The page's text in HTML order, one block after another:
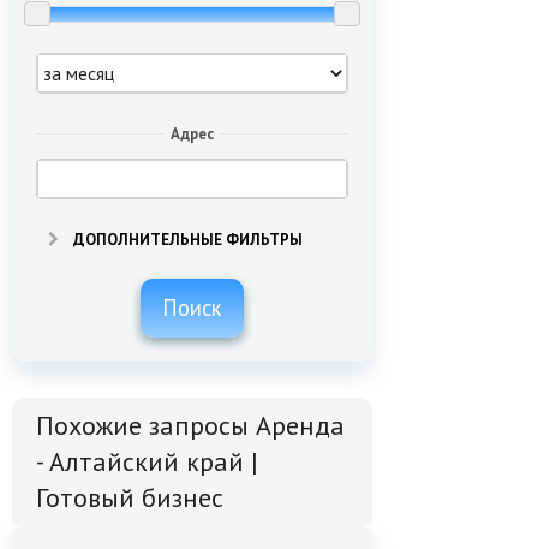
Адрес
ДОПОЛНИТЕЛЬНЫЕ ФИЛЬТРЫ
Поиск
Похожие запросы Аренда
- Алтайский край |
Готовый бизнес